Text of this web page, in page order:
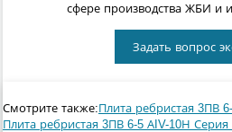
сфере производства ЖБИ и
Задать вопрос
Смотрите также:Плита ребристая 3ПВ
Плита ребристая 3ПВ 6-5 АIV-10Н Серия